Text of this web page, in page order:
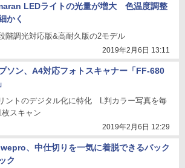
LEDライトの光量が増大 色温度調整
かく
階調光対応版&高耐久版の2モデル
2019年2月6日 13:11
ソン、A4対応フォトスキャナー「FF-680
ントのデジタル化に特化 L判カラー写真を毎
枚スキャン
2019年2月6日 12:29
、中仕切りを一気に着脱できるバック
ク